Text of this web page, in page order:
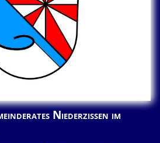
Niederzissen im